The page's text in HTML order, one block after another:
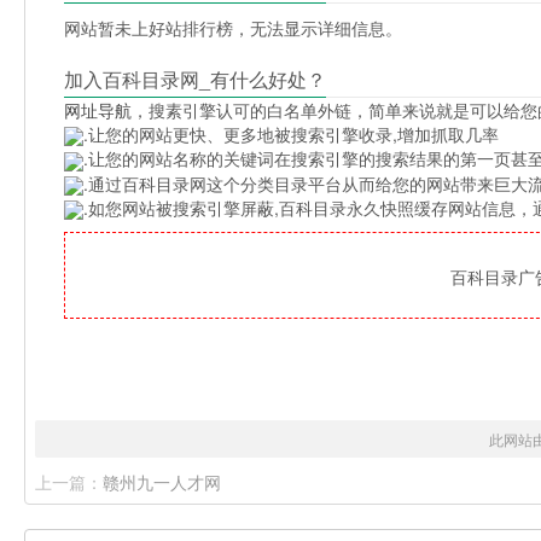
网站暂未上好站排行榜，无法显示详细信息。
加入百科目录网_有什么好处？
网址导航 ，搜素引擎认可的白名单外链，简单来说就是可以给
.让您的网站更快、更多地被搜索引擎收录,增加抓取几率
.让您的网站名称的关键词在搜索引擎的搜索结果的第一页甚
.通过百科目录网这个分类目录平台从而给您的网站带来巨大
.如您网站被搜索引擎屏蔽,百科目录永久快照缓存网站信息
百科目录
此网站
上一篇： 赣州九一人才网